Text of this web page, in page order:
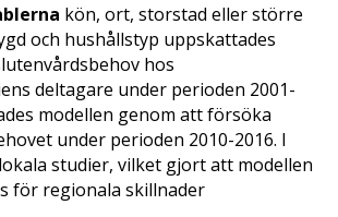
kön, ort, storstad eller större
och hushållstyp uppskattades
hos
deltagare under perioden 2001-
modellen genom att försöka
under perioden 2010-2016. I
studier, vilket gjort att modellen
för regionala skillnader